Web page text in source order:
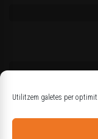
Utilitzem galetes per